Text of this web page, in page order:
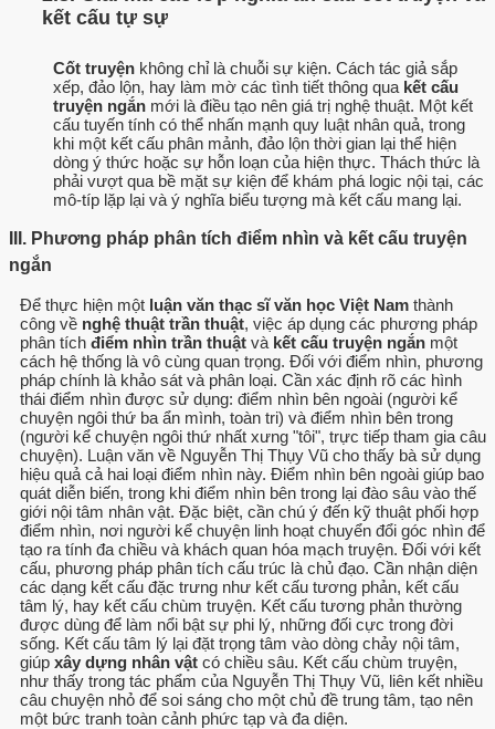
kết cấu tự sự
Cốt truyện không chỉ là chuỗi sự kiện. Cách tác giả sắp
xếp, đảo lộn, hay làm mờ các tình tiết thông qua kết cấu
truyện ngắn mới là điều tạo nên giá trị nghệ thuật. Một kết
cấu tuyến tính có thể nhấn mạnh quy luật nhân quả, trong
khi một kết cấu phân mảnh, đảo lộn thời gian lại thể hiện
dòng ý thức hoặc sự hỗn loạn của hiện thực. Thách thức là
phải vượt qua bề mặt sự kiện để khám phá logic nội tại, các
mô-típ lặp lại và ý nghĩa biểu tượng mà kết cấu mang lại.
III. Phương pháp phân tích điểm nhìn và kết cấu truyện
ngắn
Để thực hiện một luận văn thạc sĩ văn học Việt Nam thành
công về nghệ thuật trần thuật, việc áp dụng các phương pháp
phân tích điểm nhìn trần thuật và kết cấu truyện ngắn một
cách hệ thống là vô cùng quan trọng. Đối với điểm nhìn, phương
pháp chính là khảo sát và phân loại. Cần xác định rõ các hình
thái điểm nhìn được sử dụng: điểm nhìn bên ngoài (người kể
chuyện ngôi thứ ba ẩn mình, toàn tri) và điểm nhìn bên trong
(người kể chuyện ngôi thứ nhất xưng "tôi", trực tiếp tham gia câu
chuyện). Luận văn về Nguyễn Thị Thụy Vũ cho thấy bà sử dụng
hiệu quả cả hai loại điểm nhìn này. Điểm nhìn bên ngoài giúp bao
quát diễn biến, trong khi điểm nhìn bên trong lại đào sâu vào thế
giới nội tâm nhân vật. Đặc biệt, cần chú ý đến kỹ thuật phối hợp
điểm nhìn, nơi người kể chuyện linh hoạt chuyển đổi góc nhìn để
tạo ra tính đa chiều và khách quan hóa mạch truyện. Đối với kết
cấu, phương pháp phân tích cấu trúc là chủ đạo. Cần nhận diện
các dạng kết cấu đặc trưng như kết cấu tương phản, kết cấu
tâm lý, hay kết cấu chùm truyện. Kết cấu tương phản thường
được dùng để làm nổi bật sự phi lý, những đối cực trong đời
sống. Kết cấu tâm lý lại đặt trọng tâm vào dòng chảy nội tâm,
giúp xây dựng nhân vật có chiều sâu. Kết cấu chùm truyện,
như thấy trong tác phẩm của Nguyễn Thị Thụy Vũ, liên kết nhiều
câu chuyện nhỏ để soi sáng cho một chủ đề trung tâm, tạo nên
một bức tranh toàn cảnh phức tạp và đa diện.